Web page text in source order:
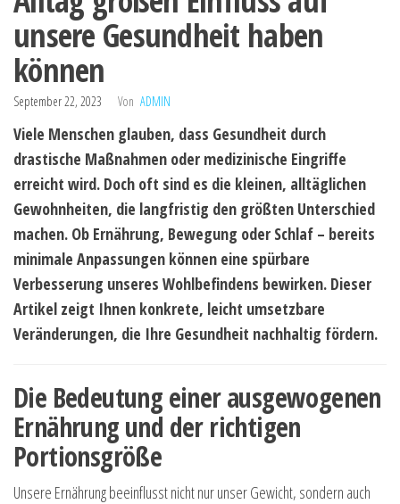
unsere Gesundheit haben
können
September 22, 2023 Von ADMIN
Viele Menschen glauben, dass Gesundheit durch
drastische Maßnahmen oder medizinische Eingriffe
erreicht wird. Doch oft sind es die kleinen, alltäglichen
Gewohnheiten, die langfristig den größten Unterschied
machen. Ob Ernährung, Bewegung oder Schlaf – bereits
minimale Anpassungen können eine spürbare
Verbesserung unseres Wohlbefindens bewirken. Dieser
Artikel zeigt Ihnen konkrete, leicht umsetzbare
Veränderungen, die Ihre Gesundheit nachhaltig fördern.
Die Bedeutung einer ausgewogenen
Ernährung und der richtigen
Portionsgröße
Unsere Ernährung beeinflusst nicht nur unser Gewicht, sondern auch